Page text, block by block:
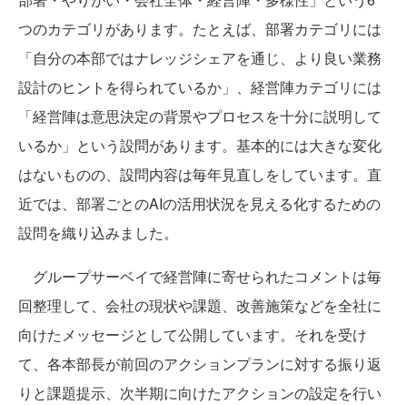
つのカテゴリがあります。たとえば、部署カテゴリには
「自分の本部ではナレッジシェアを通じ、より良い業務
設計のヒントを得られているか」、経営陣カテゴリには
「経営陣は意思決定の背景やプロセスを十分に説明して
いるか」という設問があります。基本的には大きな変化
はないものの、設問内容は毎年見直しをしています。直
近では、部署ごとのAIの活用状況を見える化するための
設問を織り込みました。
グループサーベイで経営陣に寄せられたコメントは毎
回整理して、会社の現状や課題、改善施策などを全社に
向けたメッセージとして公開しています。それを受け
て、各本部長が前回のアクションプランに対する振り返
りと課題提示、次半期に向けたアクションの設定を行い